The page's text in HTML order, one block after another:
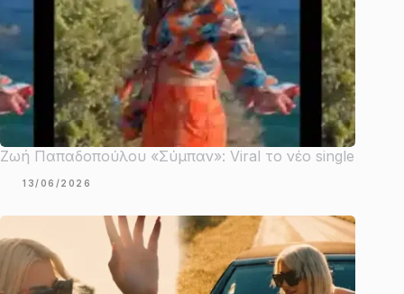
Ζωή Παπαδοπούλου «Σύμπαν»: Viral το νέο single
13/06/2026